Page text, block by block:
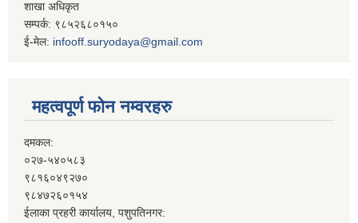
शाखा अधिकृत
सम्पर्क: ९८५२६८०१५०
ई-मेल: infooff.suryodaya@gmail.com
महत्वपूर्ण फोन नम्वरहरु
दमकल:
०२७-५४०५८३
९८१६०४९२७०
९८४७२६०१५४
ईलाका प्रहरी कार्यालय, पशुपतिनगर: